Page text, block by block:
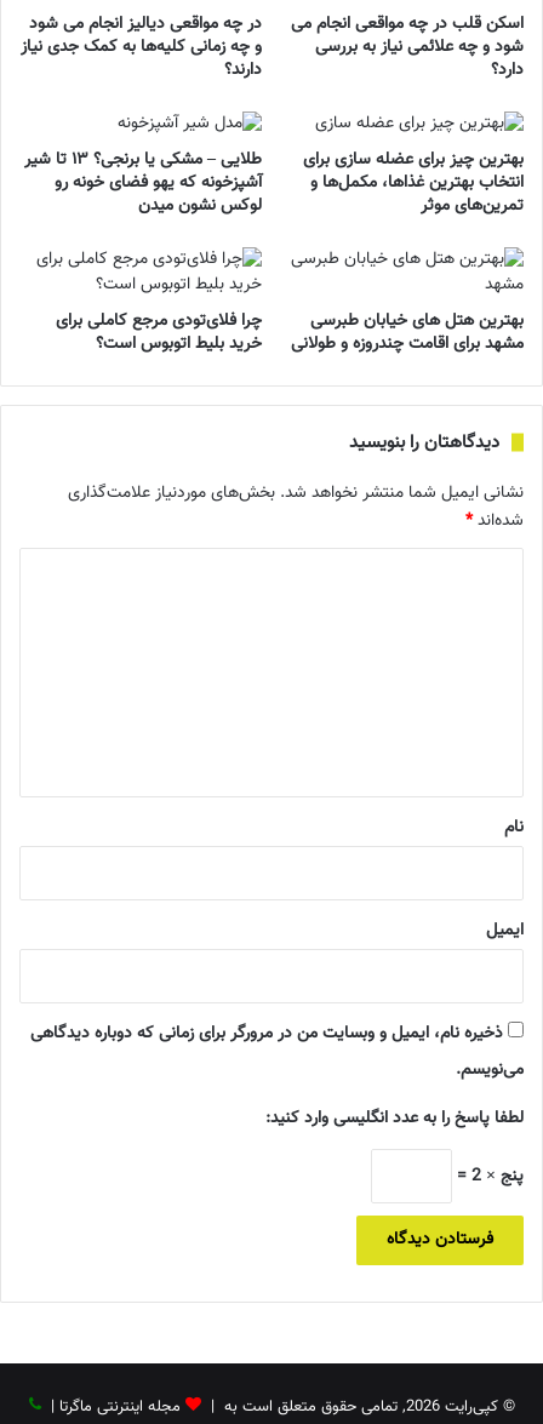
اسکن قلب در چه مواقعی انجام می
شود و چه علائمی نیاز به بررسی
دارد؟
در چه مواقعی دیالیز انجام می شود
و چه زمانی کلیه‌ها به کمک جدی نیاز
دارند؟
بهترین چیز برای عضله سازی برای
انتخاب بهترین غذاها، مکمل‌ها و
تمرین‌های موثر
طلایی – مشکی یا برنجی؟ ۱۳ تا شیر
آشپزخونه که یهو فضای خونه رو
لوکس نشون میدن
بهترین هتل های خیابان طبرسی
مشهد برای اقامت چندروزه و طولانی
چرا فلای‌تودی مرجع کاملی برای
خرید بلیط اتوبوس است؟
دیدگاهتان را بنویسید
نشانی ایمیل شما منتشر نخواهد شد. بخش‌های موردنیاز علامت‌گذاری
شده‌اند*
نام
ایمیل
ذخیره نام، ایمیل و وبسایت من در مرورگر برای زمانی که دوباره دیدگاهی
می‌نویسم.
لطفا پاسخ را به عدد انگلیسی وارد کنید:
پنج × 2 =
© کپی‌رایت 2026, تمامی حقوق متعلق است به | مجله اینترنتی ماگرتا |